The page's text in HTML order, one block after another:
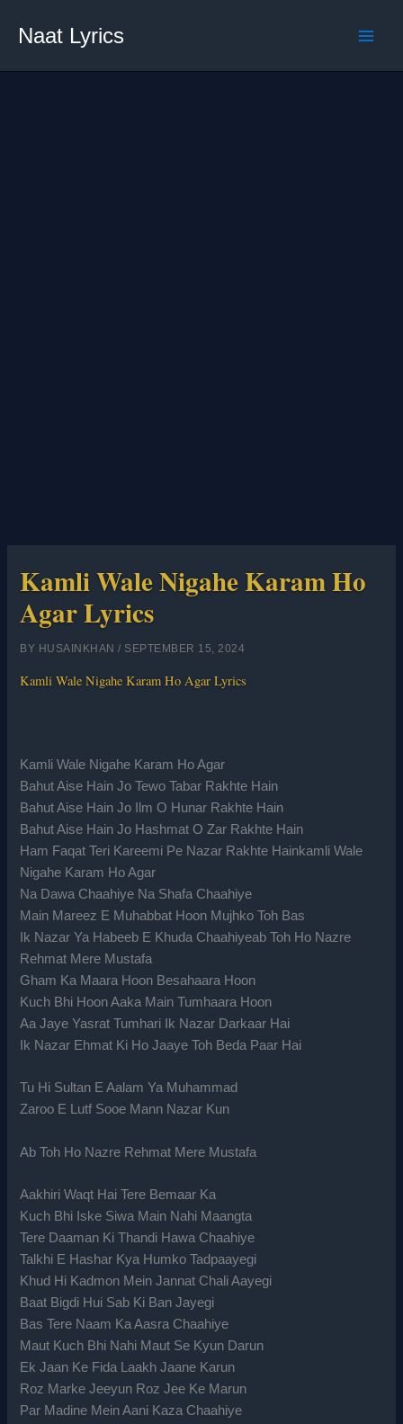
Naat Lyrics
Kamli Wale Nigahe Karam Ho
Agar Lyrics
BY HUSAINKHAN/ SEPTEMBER 15, 2024
Kamli Wale Nigahe Karam Ho Agar Lyrics
Kamli Wale Nigahe Karam Ho Agar
Bahut Aise Hain Jo Tewo Tabar Rakhte Hain
Bahut Aise Hain Jo Ilm O Hunar Rakhte Hain
Bahut Aise Hain Jo Hashmat O Zar Rakhte Hain
Ham Faqat Teri Kareemi Pe Nazar Rakhte Hainkamli Wale
Nigahe Karam Ho Agar
Na Dawa Chaahiye Na Shafa Chaahiye
Main Mareez E Muhabbat Hoon Mujhko Toh Bas
Ik Nazar Ya Habeeb E Khuda Chaahiyeab Toh Ho Nazre
Rehmat Mere Mustafa
Gham Ka Maara Hoon Besahaara Hoon
Kuch Bhi Hoon Aaka Main Tumhaara Hoon
Aa Jaye Yasrat Tumhari Ik Nazar Darkaar Hai
Ik Nazar Ehmat Ki Ho Jaaye Toh Beda Paar Hai
Tu Hi Sultan E Aalam Ya Muhammad
Zaroo E Lutf Sooe Mann Nazar Kun
Ab Toh Ho Nazre Rehmat Mere Mustafa
Aakhiri Waqt Hai Tere Bemaar Ka
Kuch Bhi Iske Siwa Main Nahi Maangta
Tere Daaman Ki Thandi Hawa Chaahiye
Talkhi E Hashar Kya Humko Tadpaayegi
Khud Hi Kadmon Mein Jannat Chali Aayegi
Baat Bigdi Hui Sab Ki Ban Jayegi
Bas Tere Naam Ka Aasra Chaahiye
Maut Kuch Bhi Nahi Maut Se Kyun Darun
Ek Jaan Ke Fida Laakh Jaane Karun
Roz Marke Jeeyun Roz Jee Ke Marun
Par Madine Mein Aani Kaza Chaahiye